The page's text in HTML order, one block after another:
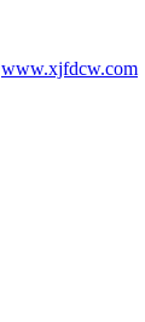
www.xjfdcw.com